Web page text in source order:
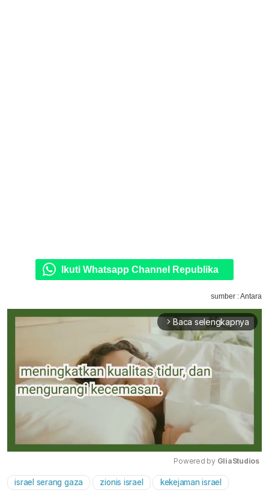
Ikuti Whatsapp Channel Republika
sumber : Antara
arrow_forward_ios Baca selengkapnya
Mute
Powered by GliaStudios
israel serang gaza zionis israel kekejaman israel